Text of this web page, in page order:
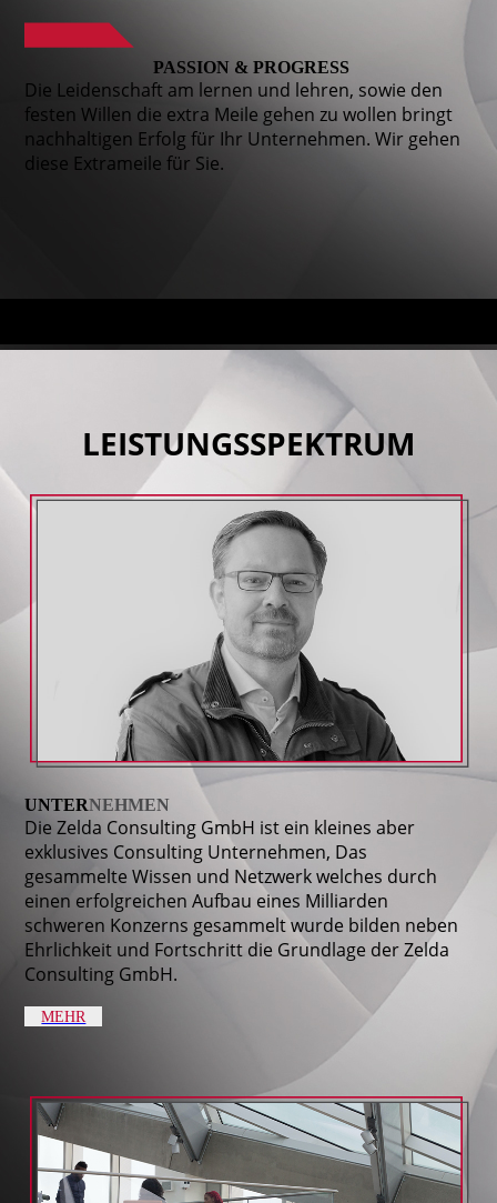
PASSION & PROGRESS
Die Leidenschaft am lernen und lehren, sowie den
festen Willen die extra Meile gehen zu wollen bringt
nachhaltigen Erfolg für Ihr Unternehmen. Wir gehen
diese Extrameile für Sie.
LEISTUNGS­SPEKTRUM
UNTERNEHMEN
Die Zelda Consulting GmbH ist ein kleines aber
exklusives Consulting Unternehmen, Das
gesammelte Wissen und Netzwerk welches durch
einen erfolgreichen Aufbau eines Milliarden
schweren Konzerns gesammelt wurde bilden neben
Ehrlichkeit und Fortschritt die Grundlage der Zelda
Consulting GmbH.
MEHR